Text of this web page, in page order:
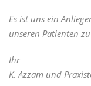
Es ist uns ein
unseren Patienten
Ihr
K. Azzam und